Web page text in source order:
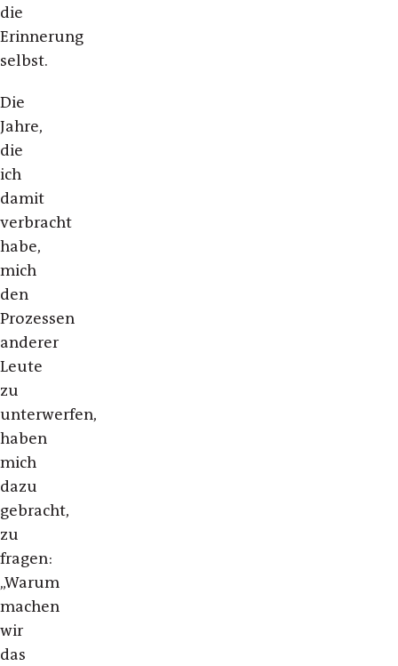
die
Erinnerung
selbst.
Die
Jahre,
die
ich
damit
verbracht
habe,
mich
den
Prozessen
anderer
Leute
zu
unterwerfen,
haben
mich
dazu
gebracht,
zu
fragen:
„Warum
machen
wir
das